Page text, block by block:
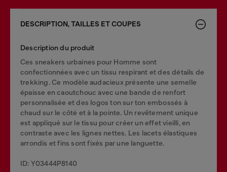
DESCRIPTION, TAILLES ET COUPES
Description du produit
Ces sneakers urbaines pour Homme sont
confectionnées avec un tissu respirant et des détails de
trekking. Ce modèle audacieux présente une semelle
épaisse en caoutchouc avec une bande de renfort
personnalisée et des logos ton sur ton embossés à
chaud sur le côté et à la pointe. Un revêtement unique
est appliqué sur le tissu pour créer un effet vieilli, en
contraste avec les lignes nettes. Les lacets élastiques
arrondis et fins sont fixés par une languette.
ID: Y03444P8140